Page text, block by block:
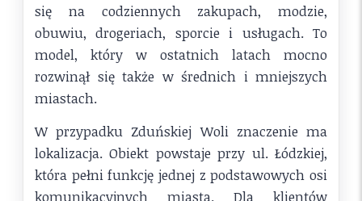
się na codziennych zakupach, modzie,
obuwiu, drogeriach, sporcie i usługach. To
model, który w ostatnich latach mocno
rozwinął się także w średnich i mniejszych
miastach.
W przypadku Zduńskiej Woli znaczenie ma
lokalizacja. Obiekt powstaje przy ul. Łódzkiej,
która pełni funkcję jednej z podstawowych osi
komunikacyjnych miasta. Dla klientów